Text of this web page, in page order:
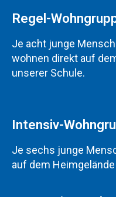
Regel-
Je acht junge
wohnen direkt auf
unserer Schule.
Intensiv-
Je sechs junge
auf dem